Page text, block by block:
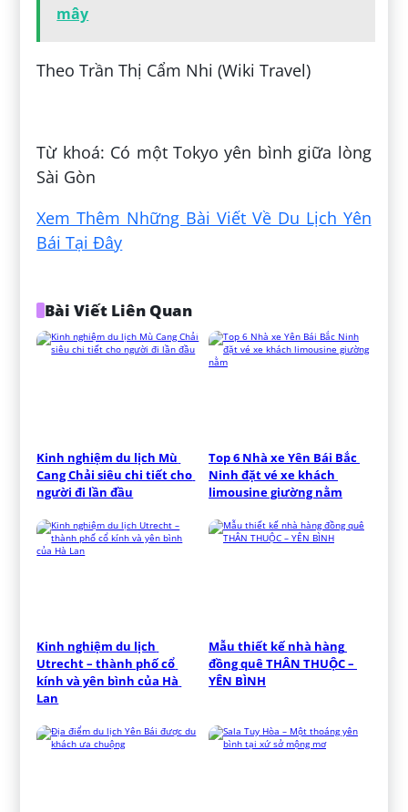
mây
Theo Trần Thị Cẩm Nhi (Wiki Travel)
Từ khoá: Có một Tokyo yên bình giữa lòng
Sài Gòn
Xem Thêm Những Bài Viết Về Du Lịch Yên
Bái Tại Đây
Bài Viết Liên Quan
Kinh nghiệm du lịch Mù
Cang Chải siêu chi tiết cho
người đi lần đầu
Top 6 Nhà xe Yên Bái Bắc
Ninh đặt vé xe khách
limousine giường nằm
Kinh nghiệm du lịch
Utrecht – thành phố cổ
kính và yên bình của Hà
Lan
Mẫu thiết kế nhà hàng
đồng quê THÂN THUỘC –
YÊN BÌNH